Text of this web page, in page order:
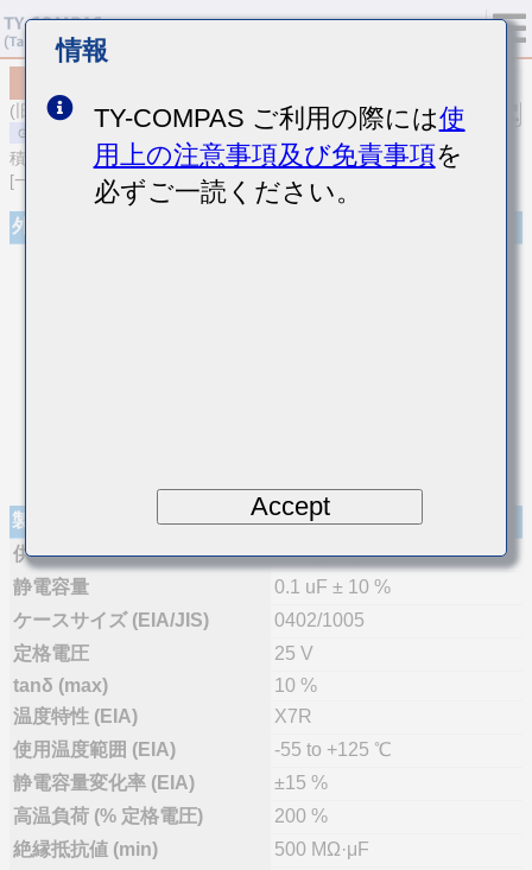
(旧品番 TMK105B7104KV-FR)
積層セラミックコンデンサ
[一般用 積層セラミックコンデンサ (高誘電率系)]
外観
製品仕様
供給体制
量産(推奨)
静電容量
0.1 uF ± 10 %
ケースサイズ (EIA/JIS)
0402/1005
定格電圧
25 V
tanδ (max)
10 %
温度特性 (EIA)
X7R
使用温度範囲 (EIA)
-55 to +125 ℃
静電容量変化率 (EIA)
±15 %
高温負荷 (% 定格電圧)
200 %
絶縁抵抗値 (min)
500 MΩ·μF
情報
TY-COMPAS ご利用の際には使
用上の注意事項及び免責事項を
必ずご一読ください。
Accept